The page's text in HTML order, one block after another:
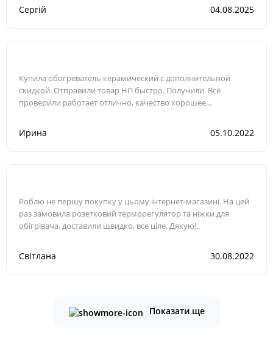
Сергій 04.08.2025
Купила обогреватель керамический с дополнительной
скидкой. Отправили товар НП быстро. Получили. Всё
проверили работает отлично, качество хорошее...
Ирина 05.10.2022
Роблю не першу покупку у цьому інтернет-магазині. На цей
раз замовила розетковий терморегулятор та ніжки для
обігрівача, доставили швидко, все ціле. Дякую!..
Світлана 30.08.2022
Показати ще